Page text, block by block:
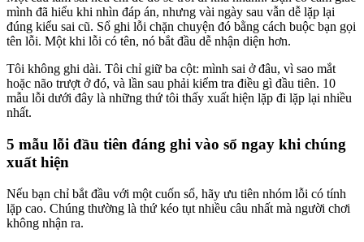
mình đã hiểu khi nhìn đáp án, nhưng vài ngày sau vẫn dễ lặp lại
đúng kiểu sai cũ. Sổ ghi lỗi chặn chuyện đó bằng cách buộc bạn gọi
tên lỗi. Một khi lỗi có tên, nó bắt đầu dễ nhận diện hơn.
Tôi không ghi dài. Tôi chỉ giữ ba cột: mình sai ở đâu, vì sao mắt
hoặc não trượt ở đó, và lần sau phải kiểm tra điều gì đầu tiên. 10
mẫu lỗi dưới đây là những thứ tôi thấy xuất hiện lặp đi lặp lại nhiều
nhất.
5 mẫu lỗi đầu tiên đáng ghi vào sổ ngay khi chúng
xuất hiện
Nếu bạn chỉ bắt đầu với một cuốn sổ, hãy ưu tiên nhóm lỗi có tính
lặp cao. Chúng thường là thứ kéo tụt nhiều câu nhất mà người chơi
không nhận ra.